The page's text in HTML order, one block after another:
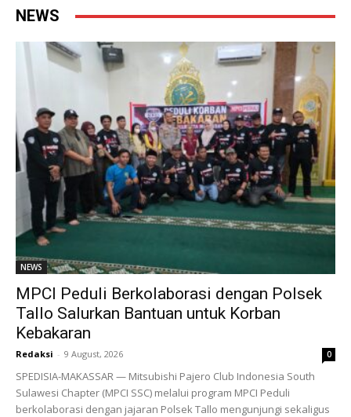
NEWS
NEWS
MPCI Peduli Berkolaborasi dengan Polsek
Tallo Salurkan Bantuan untuk Korban
Kebakaran
Redaksi - 9 August, 2026 0
SPEDISIA-MAKASSAR — Mitsubishi Pajero Club Indonesia South
Sulawesi Chapter (MPCI SSC) melalui program MPCI Peduli
berkolaborasi dengan jajaran Polsek Tallo mengunjungi sekaligus